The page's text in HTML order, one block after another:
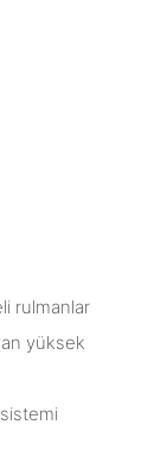
rulmanlar
yüksek